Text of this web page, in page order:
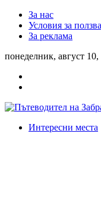
За нас
Условия за
За реклама
понеделник, август 10,
Интересни места